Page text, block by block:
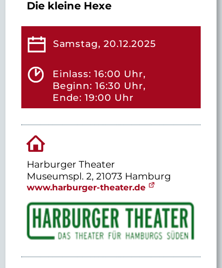
Die kleine Hexe
Samstag, 20.12.2025
Einlass: 16:00 Uhr,
Beginn: 16:30 Uhr,
Ende: 19:00 Uhr
Harburger Theater
Museumspl. 2, 21073 Hamburg
www.harburger-theater.de